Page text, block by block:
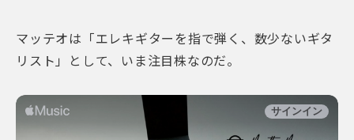
マッテオは「エレキギターを指で弾く、数少ないギタ
リスト」として、いま注目株なのだ。